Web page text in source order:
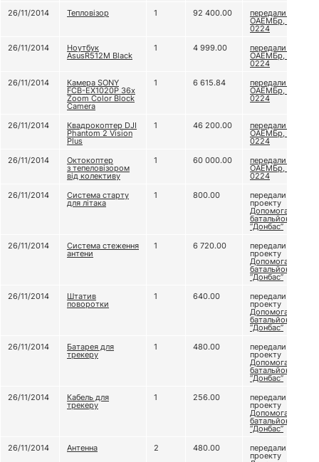
26/11/2014
Тепловізор 1 92 400.00 передали 79
ОАЕМБр, в/ч А
0224
26/11/2014
Ноутбук
AsusR512M Black
1 4 999.00 передали 79
ОАЕМБр, в/ч А
0224
26/11/2014
Камера SONY
FCB-EX1020P 36x
Zoom Color Block
Camera
1 6 615.84 передали 79
ОАЕМБр, в/ч А
0224
26/11/2014 Квадрокоптер DJI
Phantom 2 Vision
Plus
1 46 200.00 передали 79
ОАЕМБр, в/ч А
0224
26/11/2014
Октокоптер
з тепеловізором
від колективу
1 60 000.00 передали 79
ОАЕМБр, в/ч А
0224
26/11/2014
Система старту
для літака
1 800.00 передали
проекту
Допомога
батальйону
“Донбас”
26/11/2014
Система стеження
антени
1 6 720.00 передали
проекту
Допомога
батальйону
“Донбас”
26/11/2014
Штатив
поворотки
1 640.00 передали
проекту
Допомога
батальйону
“Донбас”
26/11/2014
Батарея для
трекеру
1 480.00 передали
проекту
Допомога
батальйону
“Донбас”
26/11/2014
Кабель для
трекеру
1 256.00 передали
проекту
Допомога
батальйону
“Донбас”
26/11/2014
Антенна 2 480.00 передали
проекту